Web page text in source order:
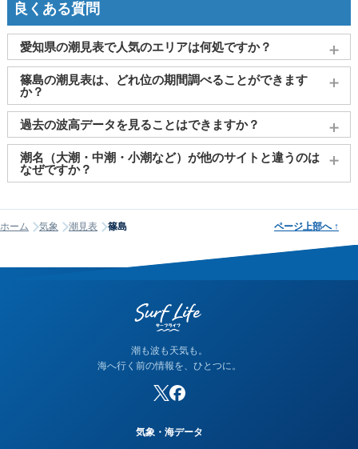
良くある質問
愛知県の潮見表で人気のエリアは何処ですか？
名古屋、豊橋市（三河）、 蒲郡市（形原） 、
半田市（衣
浦）、西尾(寺津)がよく見られております。
篠島の潮見表は、どれ位の期間調べることができます
か？
2011～2027年までの16年間分の潮汐情報や日の出・日の入りを
調べることができます。視覚的に分かり易くタイドグラフで、
日の出・日の入り情報も合わせて確認することができます。
過去の波高データを見ることはできますか？
大変申し訳ございませんが、過去の波高データ（波の高さ）に
関してはご提供しておりません。
潮名（大潮・中潮・小潮など）が他のサイトと違うのは
なぜですか？
何日まで大潮」という統一された公的な定義はありません。そ
のため、サイトが採用する計算方式によって、境界にあたる日
って見える場合は、そのサイトが別の方式を使っている可能性
ホーム 気象 潮見表 篠島 ページ上部へ ↑
潮も波も天気も。
海へ行く前の情報を、ひとつに。
気象・海データ